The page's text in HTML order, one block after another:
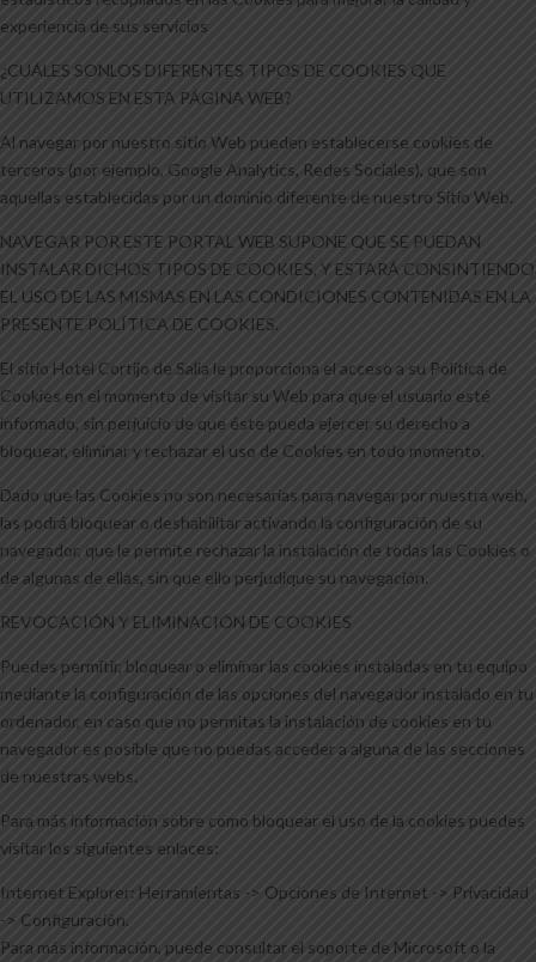
experiencia de sus servicios
¿CUÁLES SONLOS DIFERENTES TIPOS DE COOKIES QUE
UTILIZAMOS EN ESTA PÁGINA WEB?
Al navegar por nuestro sitio Web pueden establecerse cookies de
terceros (por ejemplo, Google Analytics, Redes Sociales), que son
aquellas establecidas por un dominio diferente de nuestro Sitio Web.
NAVEGAR POR ESTE PORTAL WEB SUPONE QUE SE PUEDAN
INSTALAR DICHOS TIPOS DE COOKIES, Y ESTARÁ CONSINTIENDO
EL USO DE LAS MISMAS EN LAS CONDICIONES CONTENIDAS EN LA
PRESENTE POLÍTICA DE COOKIES.
El sitio Hotel Cortijo de Salia le proporciona el acceso a su Política de
Cookies en el momento de visitar su Web para que el usuario esté
informado, sin perjuicio de que éste pueda ejercer su derecho a
bloquear, eliminar y rechazar el uso de Cookies en todo momento.
Dado que las Cookies no son necesarias para navegar por nuestra web,
las podrá bloquear o deshabilitar activando la configuración de su
navegador, que le permite rechazar la instalación de todas las Cookies o
de algunas de ellas, sin que ello perjudique su navegación.
REVOCACIÓN Y ELIMINACIÓN DE COOKIES
Puedes permitir, bloquear o eliminar las cookies instaladas en tu equipo
mediante la configuración de las opciones del navegador instalado en tu
ordenador, en caso que no permitas la instalación de cookies en tu
navegador es posible que no puedas acceder a alguna de las secciones
de nuestras webs.
Para más información sobre como bloquear el uso de la cookies puedes
visitar los siguientes enlaces:
Internet Explorer: Herramientas -> Opciones de Internet -> Privacidad
-> Configuración.
Para más información, puede consultar el soporte de Microsoft o la